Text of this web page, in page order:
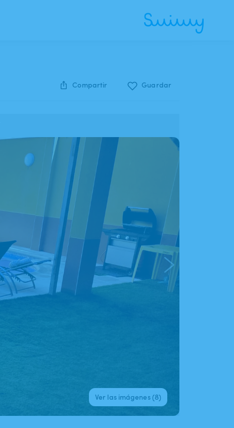
Compartir Guardar
Ver las imágenes (8)